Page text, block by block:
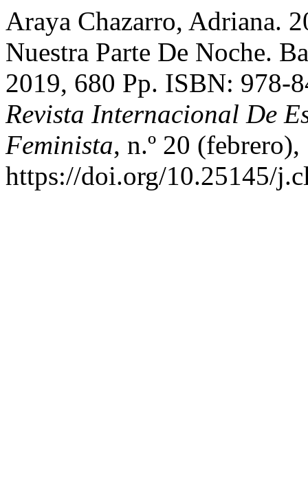
Araya Chazarro, Adriana.
Nuestra Parte De Noche.
2019, 680 Pp. ISBN: 978-
Revista Internacional De
Feminista, n.º 20 (febrero),
https://doi.org/10.25145/